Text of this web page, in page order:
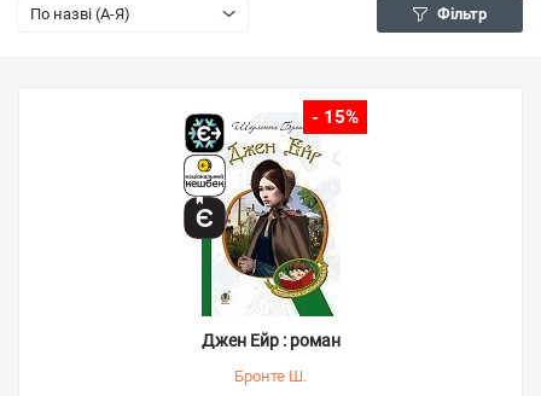
По назві (A-Я) Фільтр
- 15%
Джен Ейр : роман
Бронте Ш.